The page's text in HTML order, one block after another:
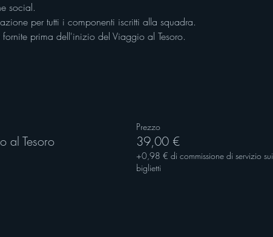
social.
per tutti i componenti iscritti alla squadra.
prima dell'inizio del Viaggio al Tesoro.
al Tesoro
Prezzo
39,00 €
+0,98 € di commissione di servizio sui
biglietti